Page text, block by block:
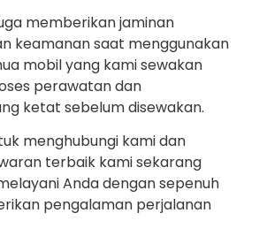
memberikan jaminan
keamanan saat menggunakan
mobil yang kami sewakan
perawatan dan
ketat sebelum disewakan.
menghubungi kami dan
terbaik kami sekarang
Anda dengan sepenuh
pengalaman perjalanan